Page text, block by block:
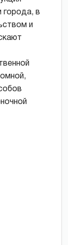
города, в
и